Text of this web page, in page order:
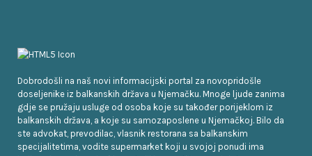
Dobrodošli na naš novi informacijski portal za novopridošle
doseljenike iz balkanskih država u Njemačku. Mnoge ljude zanima
gdje se pružaju usluge od osoba koje su također porijeklom iz
balkanskih država, a koje su samozaposlene u Njemačkoj. Bilo da
ste advokat, prevodilac, vlasnik restorana sa balkanskim
specijalitetima, vodite supermarket koji u svojoj ponudi ima